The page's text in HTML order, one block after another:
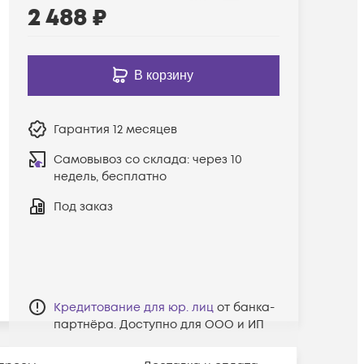
2 488₽
В корзину
Гарантия 12 месяцев
Самовывоз со склада: через 10
недель, бесплатно
Под заказ
Кредитование для юр. лиц от банка-
партнёра. Доступно для ООО и ИП